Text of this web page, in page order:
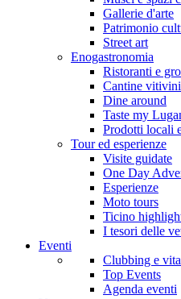
Gallerie d'arte
Patrimonio
Street art
Enogastronomia
Ristoranti e
Cantine
Dine around
Taste my
Prodotti locali
Tour ed esperienze
Visite guidate
One Day
Esperienze
Moto tours
Ticino
I tesori delle
Eventi
Clubbing e
Top Events
Agenda eventi